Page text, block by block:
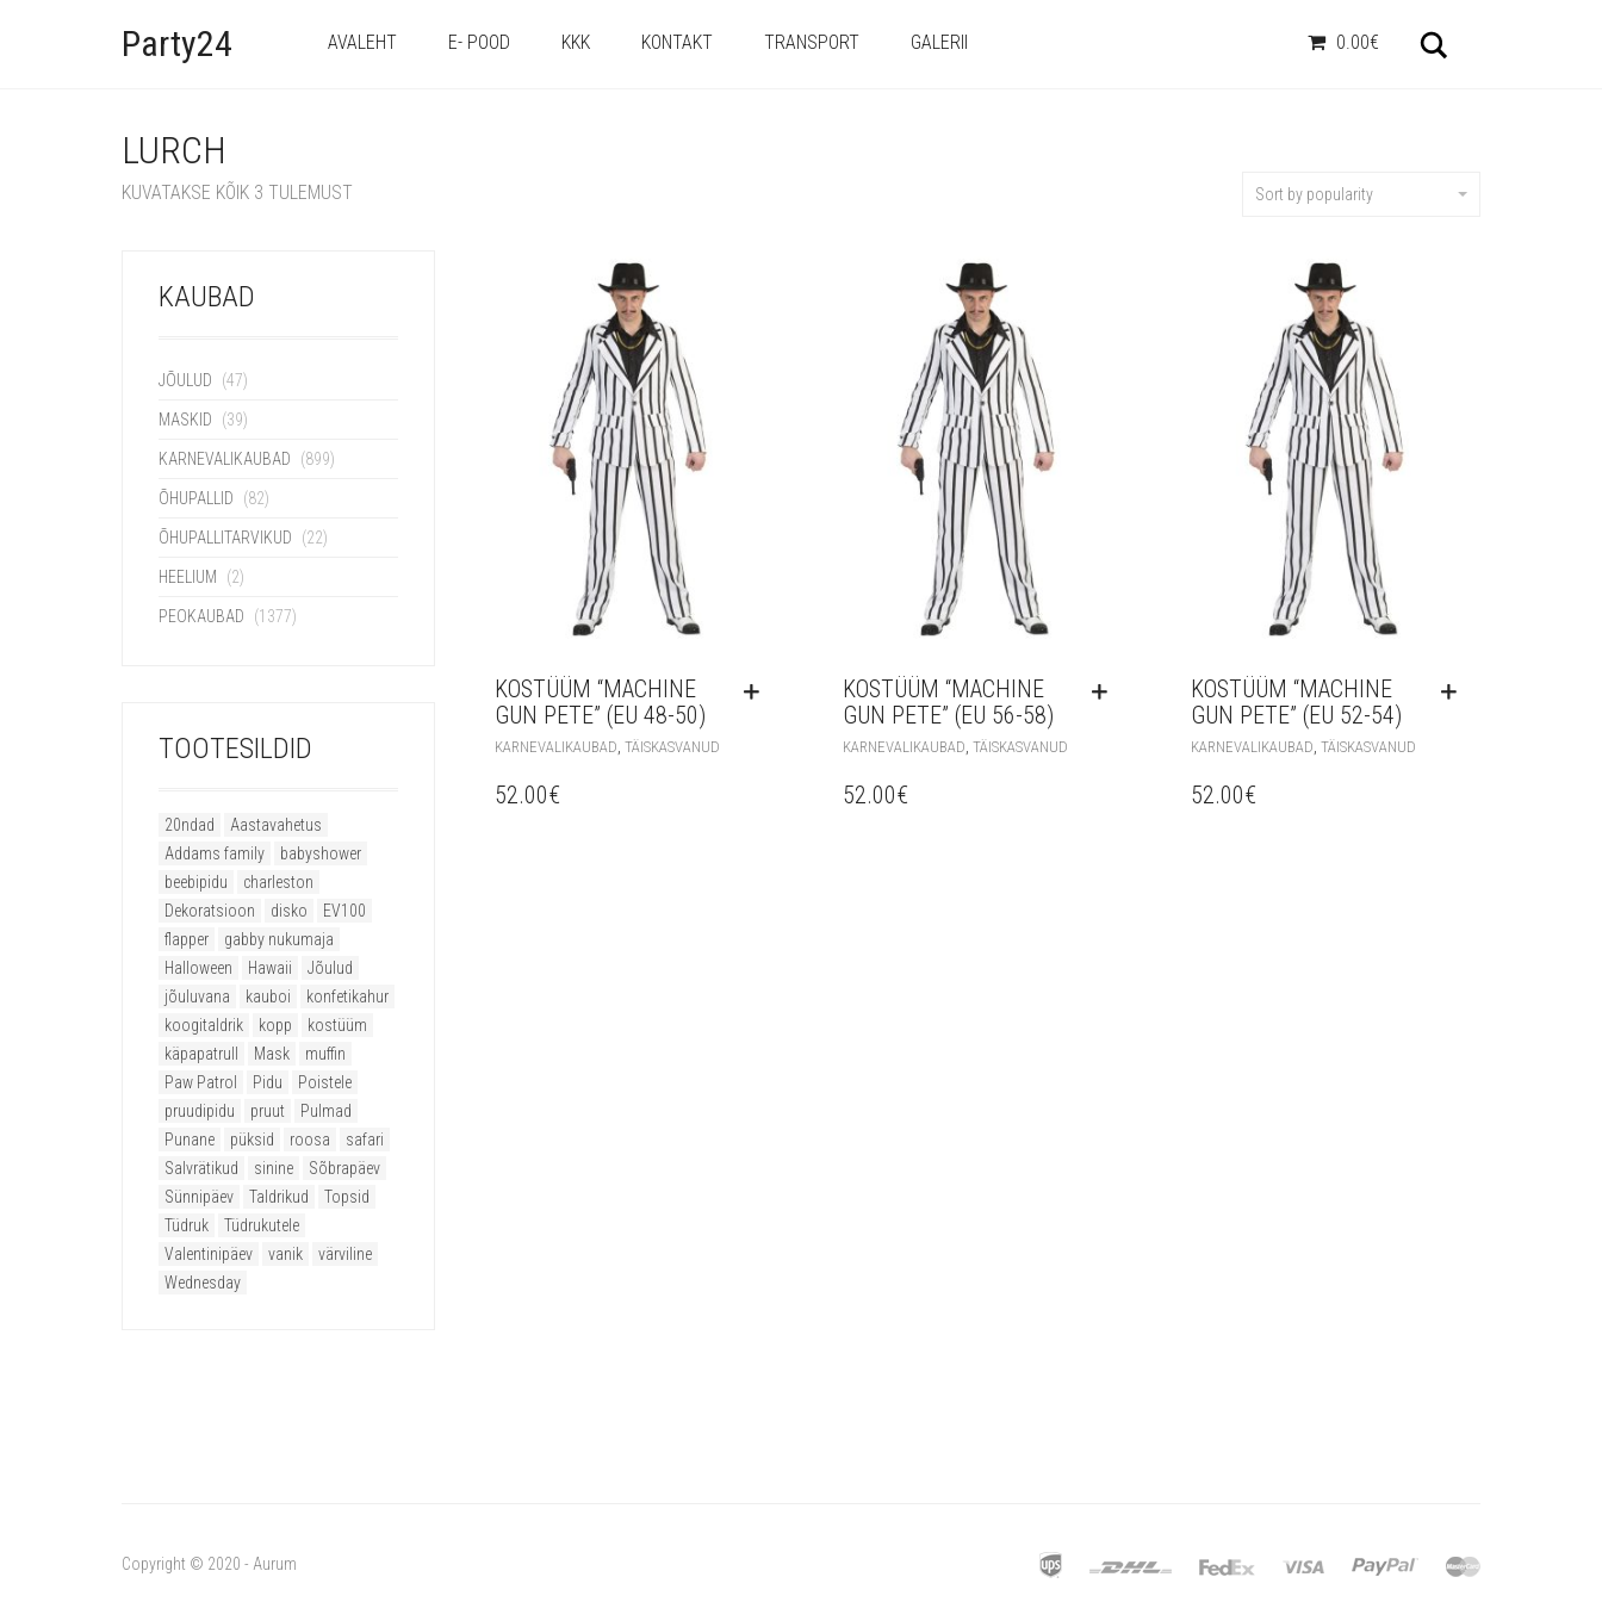
Party24 AVALEHT E- POOD KKK KONTAKT TRANSPORT GALERII 0.00€
LURCH
KUVATAKSE KÕIK 3 TULEMUST Sort by popularity
KAUBAD
JÕULUD (47)
MASKID (39)
KARNEVALIKAUBAD (899)
ÕHUPALLID (82)
ÕHUPALLITARVIKUD (22)
HEELIUM (2)
PEOKAUBAD (1377)
TOOTESILDID
20ndad
Aastavahetus
Addams family
babyshower
beebipidu
charleston
Dekoratsioon
disko
EV100
flapper
gabby nukumaja
Halloween
Hawaii
Jõulud
jõuluvana
kauboi
konfetikahur
koogitaldrik
kopp
kostüüm
käpapatrull
Mask
muffin
Paw Patrol
Pidu
Poistele
pruudipidu
pruut
Pulmad
Punane
püksid roosa
safari
Salvrätikud
sinine
Sõbrapäev
Sünnipäev
Taldrikud
Topsid
Tüdruk
Tüdrukutele
Valentinipäev
vanik
värviline
Wednesday
KOSTÜÜM “MACHINE
GUN PETE” (EU 48-50)
KARNEVALIKAUBAD TÄISKASVANUD
52.00€
KOSTÜÜM “MACHINE
GUN PETE” (EU 56-58)
KARNEVALIKAUBAD TÄISKASVANUD
52.00€
KOSTÜÜM “MACHINE
GUN PETE” (EU 52-54)
KARNEVALIKAUBAD ,TÄISKASVANUD
52.00€
Copyright © 2020 - Aurum